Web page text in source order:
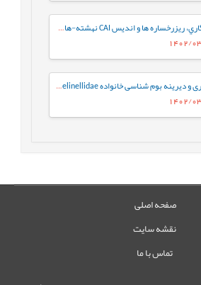
زيست¬چينه¬نگاري، ريزرخساره ها و انديس CAI نهشته-هاي دونين پسين در برش کال سردر شمال شرق طبس بر اساس فوناي کنودونتي
زیست چینه نگاری و دیرینه بوم شناسی خانواده Gavelinellidae در سازندهای سنگانه و آیتامیر در حوضه رسوبی کپه داغ
صفحه اصلی
نقشه سایت
تماس با ما